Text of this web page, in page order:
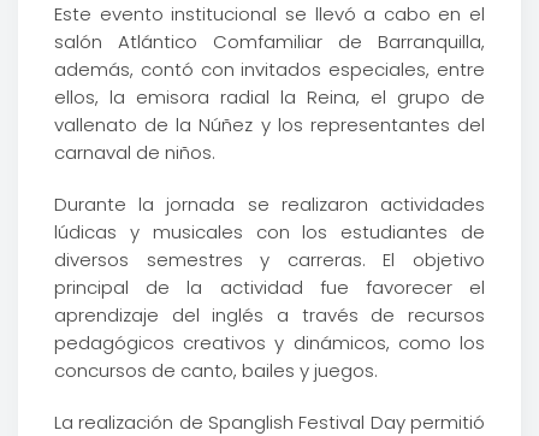
Este evento institucional se llevó a cabo en el
salón Atlántico Comfamiliar de Barranquilla,
además, contó con invitados especiales, entre
ellos, la emisora radial la Reina, el grupo de
vallenato de la Núñez y los representantes del
carnaval de niños.
Durante la jornada se realizaron actividades
lúdicas y musicales con los estudiantes de
diversos semestres y carreras. El objetivo
principal de la actividad fue favorecer el
aprendizaje del inglés a través de recursos
pedagógicos creativos y dinámicos, como los
concursos de canto, bailes y juegos.
La realización de Spanglish Festival Day permitió